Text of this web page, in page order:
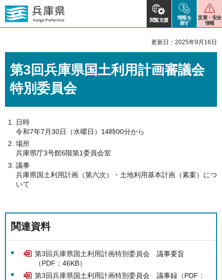
閲覧支援
情報を
探す
災害・安全
情報
更新日：2025年9月16日
第3回兵庫県国土利用計画審議会
特別委員会
日時
令和7年7月30日（水曜日）14時00分から
場所
兵庫県庁3号館6階第1委員会室
議事
兵庫県国土利用計画（第六次）・土地利用基本計画（素案）につ
いて
関連資料
第3回兵庫県国土利用計画特別委員会 議事要旨
（PDF：46KB）
第3回兵庫県国土利用計画特別委員会 議事録（PDF：